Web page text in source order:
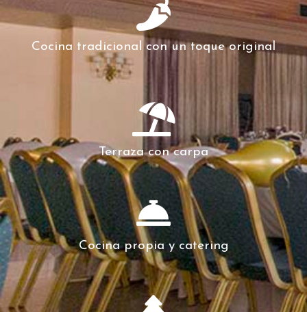
Cocina tradicional con un toque original
Terraza con carpa
Cocina propia y catering